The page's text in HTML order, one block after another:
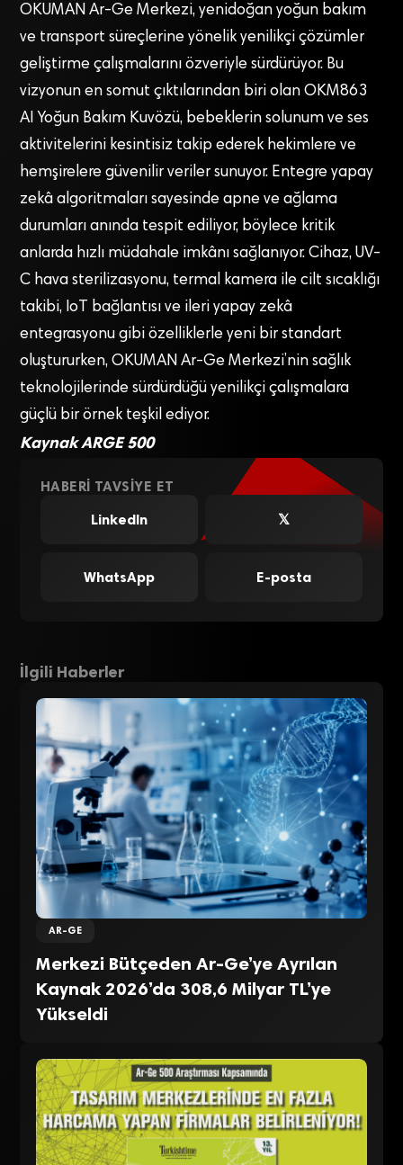
OKUMAN Ar-Ge Merkezi, yenidoğan yoğun bakım
ve transport süreçlerine yönelik yenilikçi çözümler
geliştirme çalışmalarını özveriyle sürdürüyor. Bu
vizyonun en somut çıktılarından biri olan OKM863
AI Yoğun Bakım Kuvözü, bebeklerin solunum ve ses
aktivitelerini kesintisiz takip ederek hekimlere ve
hemşirelere güvenilir veriler sunuyor. Entegre yapay
zekâ algoritmaları sayesinde apne ve ağlama
durumları anında tespit ediliyor, böylece kritik
anlarda hızlı müdahale imkânı sağlanıyor. Cihaz, UV-
C hava sterilizasyonu, termal kamera ile cilt sıcaklığı
takibi, IoT bağlantısı ve ileri yapay zekâ
entegrasyonu gibi özelliklerle yeni bir standart
oluştururken, OKUMAN Ar-Ge Merkezi’nin sağlık
teknolojilerinde sürdürdüğü yenilikçi çalışmalara
güçlü bir örnek teşkil ediyor.
Kaynak ARGE 500
HABERI TAVSIYE ET
LinkedIn
𝕏
WhatsApp E-posta
İlgili Haberler
AR-GE
Merkezi Bütçeden Ar-Ge’ye Ayrılan
Kaynak 2026’da 308,6 Milyar TL’ye
Yükseldi